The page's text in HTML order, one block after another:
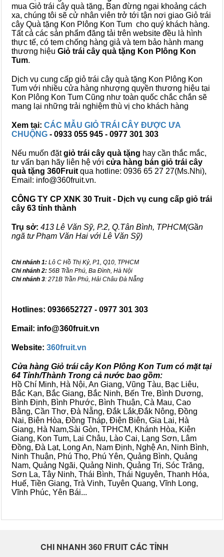
mua Giỏ trái cây quà tặng, Bạn đừng ngại khoảng cách
xa, chúng tôi sẽ cử nhân viên trở tới tận nơi giao Giỏ trái
cây Quà tặng Kon Plông Kon Tum cho quý khách hàng.
Tất cả các sản phẩm đăng tải trên website đều là hình
thực tế, có tem chống hàng giả và tem bảo hành mang
thương hiệu Giỏ trái cây quà tặng Kon Plông Kon
Tum.
Dịch vụ cung cấp giỏ trái cây quà tặng Kon Plông Kon
Tum với nhiều cửa hàng nhượng quyền thương hiệu tại
Kon Plông Kon Tum Cũng như toàn quốc chắc chắn sẽ
mang lại những trải nghiệm thù vị cho khách hàng
Xem tại: CÁC MẪU GIỎ TRÁI CÂY ĐƯỢC ƯA
CHUỘNG - 0933 055 945 - 0977 301 303
Nếu muốn đặtgiỏ trái cây quà tặng hay cần thắc mắc,
tư vấn bạn hãy liên hệ với cửa hàng bán giỏ trái cây
quà tặng 360Fruit qua hotline: 0936 65 27 27(Ms.Nhi),
Email: info@360fruit.vn.
CÔNG TY CP XNK 30 Truit - Dịch vụ cung cấp giỏ trái
cây 63 tỉnh thành
Trụ sở: 413 Lê Văn Sỹ, P.2, Q.Tân Bình, TPHCM(Gần
ngã tư Phạm Văn Hai với Lê Văn Sỹ)
Chi nhánh 1: Lô C Hồ Thị Kỷ, P1, Q10, TPHCM
Chi nhánh 2: 56B Trần Phú, Ba Đình, Hà Nội
Chi nhánh 3: 271B Trần Phú, Hải Châu Đà Nẵng
Hotlines: 0936652727 - 0977 301 303
Email: info@360fruit.vn
Website: 360fruit.vn
Cửa hàng Giỏ trái cây Kon Plông Kon Tum có mặt tại
64 Tỉnh/Thành Trong cả nước bao gồm:
Hồ Chí Minh, Hà Nội, An Giang, Vũng Tàu, Bạc Liêu,
Bắc Kạn, Bắc Giang, Bắc Ninh, Bến Tre, Bình Dương,
Bình Định, Bình Phước, Bình Thuận, Cà Mau, Cao
Bằng, Cần Thơ, Đà Nẵng, Đắk Lắk,Đắk Nông, Đồng
Nai, Biên Hòa, Đồng Tháp, Điện Biên, Gia Lai, Hà
Giang, Hà Nam,Sài Gòn, TPHCM, Khánh Hòa, Kiên
Giang, Kon Tum, Lai Châu, Lào Cai, Lạng Sơn, Lâm
Đồng, Đà Lạt, Long An, Nam Định, Nghệ An, Ninh Bình,
Ninh Thuận, Phú Thọ, Phú Yên, Quảng Bình, Quảng
Nam, Quảng Ngãi, Quảng Ninh, Quảng Trị, Sóc Trăng,
Sơn La, Tây Ninh, Thái Bình, Thái Nguyên, Thanh Hóa,
Huế, Tiền Giang, Trà Vinh, Tuyên Quang, Vĩnh Long,
Vĩnh Phúc, Yên Bái...
CHI NHANH 360 FRUIT CÁC TỈNH